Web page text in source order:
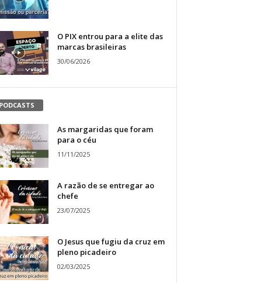
O PIX entrou para a elite das
marcas brasileiras
30/06/2026
PODCASTS
As margaridas que foram
para o céu
11/11/2025
A razão de se entregar ao
chefe
23/07/2025
O Jesus que fugiu da cruz em
pleno picadeiro
02/03/2025